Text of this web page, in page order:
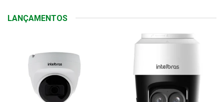
LANÇAMENTOS